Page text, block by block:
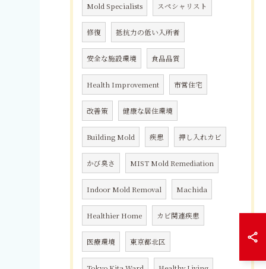
Mold Specialists スペシャリスト
修復 抵抗力の低い入所者
安全な施設環境 食品品質
Health Improvement 市営住宅
改善策 健康な居住環境
Building Mold 疾患 押し入れカビ
かび臭さ MIST Mold Remediation
Indoor Mold Removal Machida
Healthier Home カビ関連疾患
医療環境 東京都北区